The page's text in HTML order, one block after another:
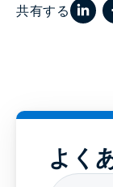
共有する
よく